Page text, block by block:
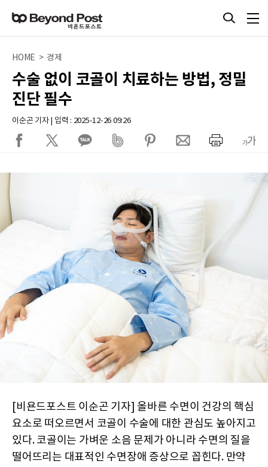
HOME > 경제
수술 없이 코골이 치료하는 방법, 정밀
진단 필수
이순곤 기자 | 입력 : 2025-12-26 09:26
[비욘드포스트 이순곤 기자] 올바른 수면이 건강의 핵심
요소로 떠오르면서 코골이 수술에 대한 관심도 높아지고
있다. 코골이는 가벼운 소음 문제가 아니라 수면의 질을
떨어뜨리는 대표적인 수면장애 증상으로 꼽힌다. 만약